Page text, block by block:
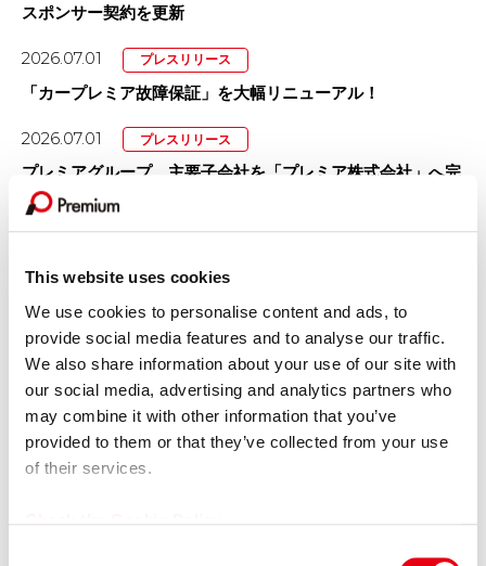
This website uses cookies
We use cookies to personalise content and ads, to
provide social media features and to analyse our traffic.
We also share information about your use of our site with
our social media, advertising and analytics partners who
may combine it with other information that you’ve
provided to them or that they’ve collected from your use
of their services.
スポンサー契約を更新
2026.07.01 プレスリリース
「カープレミア故障保証」を大幅リニューアル！
2026.07.01 プレスリリース
プレミアグループ、主要子会社を「プレミア株式会社」へ完
全統合
プレミアグループ、育児短時間勤務を「小学校卒業まで（最
2026.06.16 その他
【掲載情報】日本経済新聞 電子版「Leader’s Voice」にて当
2026.06.15 プレスリリース